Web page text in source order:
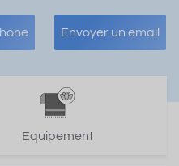
Envoyer un email
Equipement